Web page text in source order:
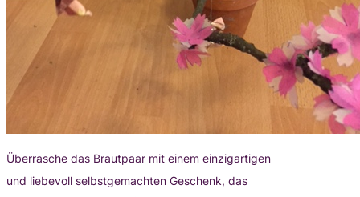
Überrasche das Brautpaar mit einem einzigartigen
und liebevoll selbstgemachten Geschenk, das